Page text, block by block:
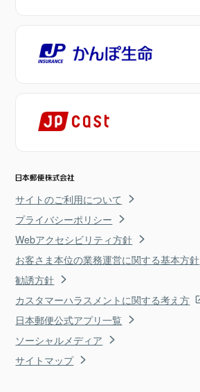
サイトのご利用について
プライバシーポリシー
Webアクセシビリティ方針
お客さま本位の業務運営に関する基本方針
勧誘方針
カスタマーハラスメントに関する考え方
日本郵便公式アプリ一覧
ソーシャルメディア
サイトマップ